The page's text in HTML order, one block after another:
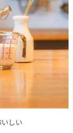
しい